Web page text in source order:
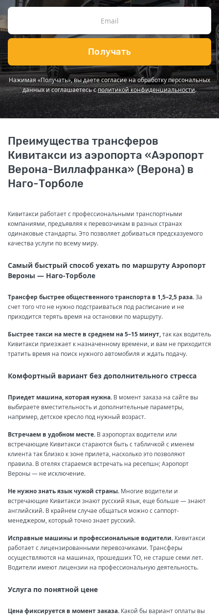
Получать
Нажимая «Получать», вы даете согласие на обработку персональных
данных и соглашаетесь сполитикой конфиденциальности.
Преимущества трансферов
Кивитакси из аэропорта «Аэропорт
Верона-Виллафранка» (Верона) в
Наго-Торболе
Кивитакси работает с профессиональными транспортными
компаниями, предъявляя к перевозчикам в разных странах
одинаковые стандарты. Это позволяет добиваться предсказуемого
качества услуги по всему миру.
Самый быстрый способ уехать по маршруту Аэропорт
Вероны — Наго-Торболе
Трансфер быстрее общественного транспорта в 1,5–2,5 раза.За
счет того что не нужно подстраиваться под расписание и не
приходится терять время на остановки по маршруту.
Быстрее такси на месте в среднем на 5–15 минут,так как водитель
Кивитакси приезжает к назначенному времени, и вам не приходится
тратить время на поиск нужного автомобиля и ждать подачу.
Комфортный вариант без дополнительного стресса
Приедет машина, которая нужна. В момент заказа на сайте вы
выбираете вместительность и дополнительные параметры,
например, детское кресло под нужный возраст.
Встречаем в удобном месте. В аэропортах водители или
встречающие Кивитакси стараются быть с табличкой с именем
клиента так близко к зоне прилета, насколько это позволяют
правила. В отелях стараемся встречать на ресепшн; Аэропорт
Вероны — не исключение.
Не нужно знать язык чужой страны. Многие водители и
встречающие Кивитакси знают русский язык, еще больше — знают
английский. В крайнем случае общаться можно с саппорт-
менеджером, который точно знает русский.
Исправные машины и профессиональные водители. Кивитакси
работает с лицензированными перевозчиками. Трансферы
осуществляются на машинах, прошедших ТО, не старше семи лет.
Водители имеют лицензии на профессиональную деятельность.
Услуга по понятной цене
Цена фиксируется в момент заказа. Какой бы вариант оплаты вы